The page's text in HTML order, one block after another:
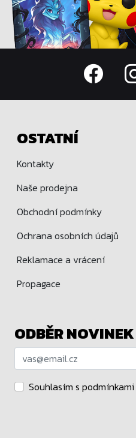
OSTATNÍ
Kontakty
Naše prodejna
Obchodní podmínky
Ochrana osobních údajů
Reklamace a vrácení
Propagace
ODBĚR NOVINEK
Souhlasím s podmínkami